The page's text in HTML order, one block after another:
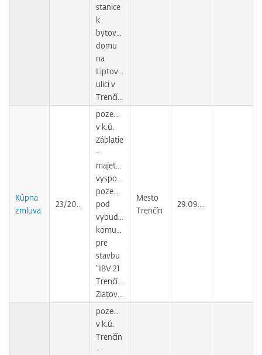
stanice
k
bytovému
domu
na
Liptovskej
ulici v
Trenčíne
Kúpna
zmluva
pozemky
v k.ú.
Záblatie
-
majetkovoprávne
vysporiadanie
pozemkov
pod
vybudovanou
komunikáciou
pre
stavbu
"IBV 21
Trenčín-
Mesto
Trenčín
pozemok
v k.ú.
Trenčín
-